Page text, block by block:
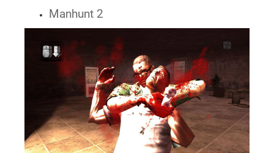
Manhunt 2